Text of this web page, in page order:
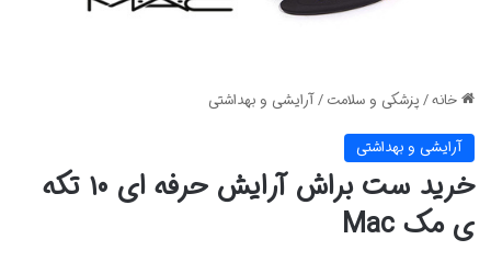
خانه/پزشکی و سلامت/آرایشی و بهداشتی
آرایشی و بهداشتی
خرید ست براش آرایش حرفه ای ۱۰ تکه
ی مک Mac